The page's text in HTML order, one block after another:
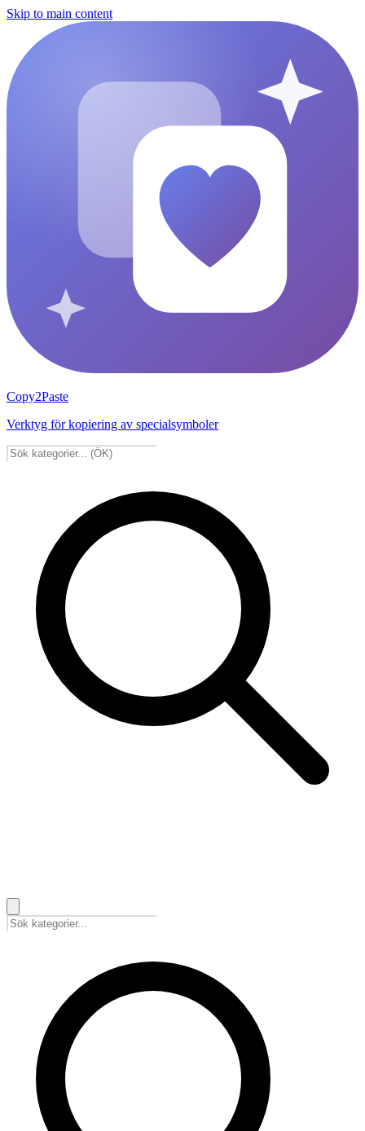
Skip to main content
Copy2Paste
Verktyg för kopiering av specialsymboler